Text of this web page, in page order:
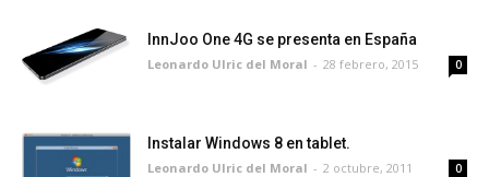
InnJoo One 4G se presenta en España
Leonardo Ulric del Moral - 28 febrero, 2015 0
Instalar Windows 8 en tablet.
Leonardo Ulric del Moral - 2 octubre, 2011 0